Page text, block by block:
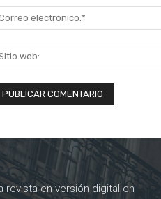
revista en versión digital en